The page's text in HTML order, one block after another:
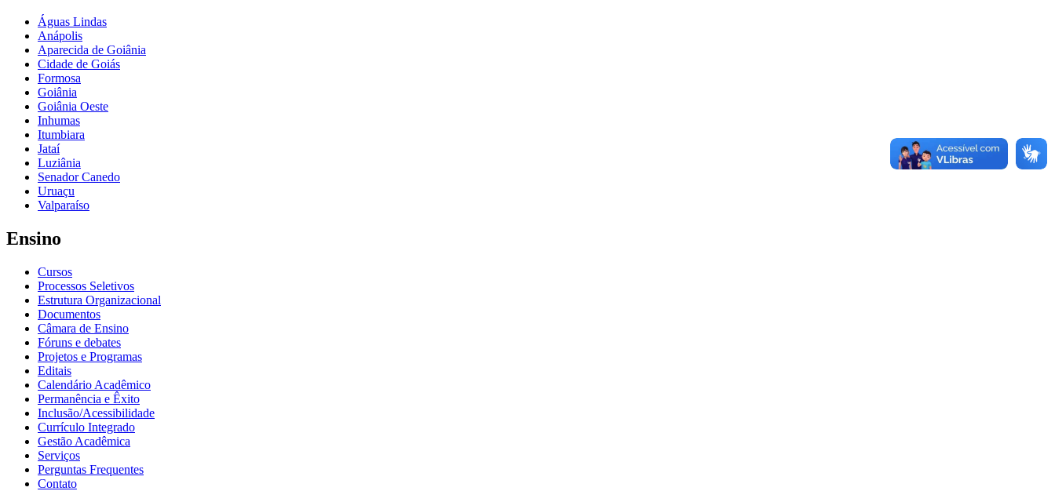
Águas Lindas
Anápolis
Aparecida de Goiânia
Cidade de Goiás
Formosa
Goiânia
Goiânia Oeste
Inhumas
Itumbiara
Jataí
Luziânia
Senador Canedo
Uruaçu
Valparaíso
Ensino
Cursos
Processos Seletivos
Estrutura Organizacional
Documentos
Câmara de Ensino
Fóruns e debates
Projetos e Programas
Editais
Calendário Acadêmico
Permanência e Êxito
Inclusão/Acessibilidade
Currículo Integrado
Gestão Acadêmica
Serviços
Perguntas Frequentes
Contato